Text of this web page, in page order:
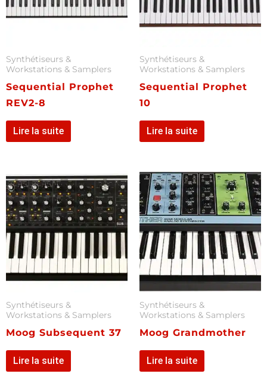
Synthétiseurs &
Workstations & Samplers
Sequential Prophet
REV2-8
Lire la suite
Synthétiseurs &
Workstations & Samplers
Sequential Prophet
10
Lire la suite
Synthétiseurs &
Workstations & Samplers
Moog Subsequent 37
Lire la suite
Synthétiseurs &
Workstations & Samplers
Moog Grandmother
Lire la suite